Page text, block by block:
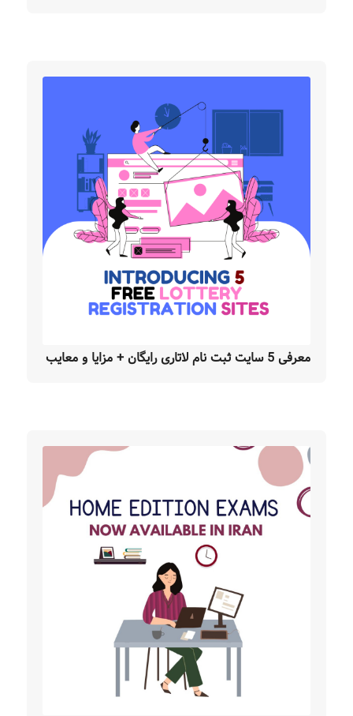
معرفی 5 سایت ثبت نام لاتاری رایگان + مزایا و معایب